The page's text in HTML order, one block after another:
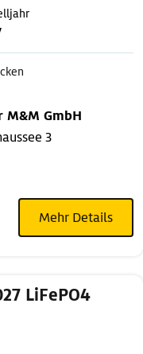
M&M GmbH
3
Mehr Details
LiFePO4